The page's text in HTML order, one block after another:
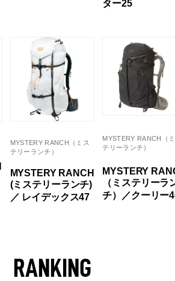
ター25
MYSTERY RANCH（ミス
テリーランチ）
MYSTERY RANCH
(ミステリーランチ)
／ レイデックス47
MYSTERY RANCH（
テリーランチ）
MYSTERY
（ミステリーラ
チ）／クーリー
RANKING